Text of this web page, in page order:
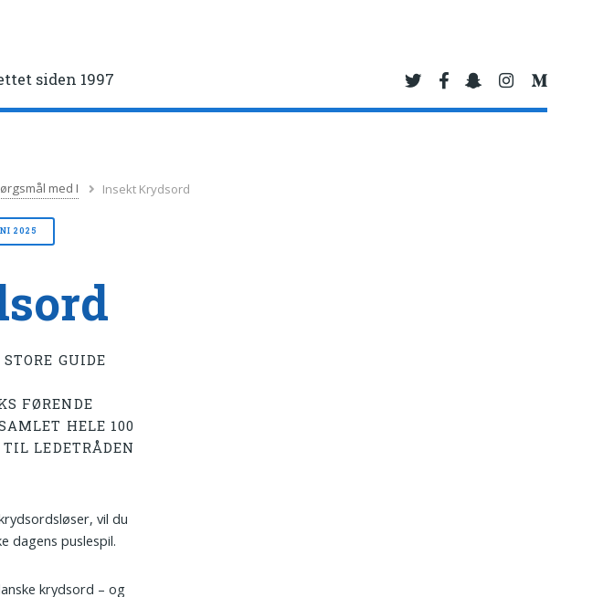
siden 1997
med I Insekt Krydsord
2025
GUIDE
FØRENDE
HELE 100
LEDETRÅDEN
vil du
dagens puslespil.
krydsord – og